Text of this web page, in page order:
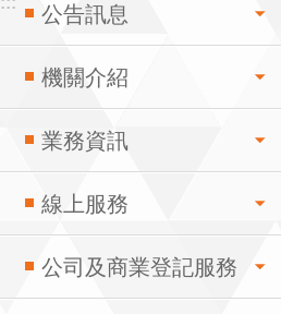
公告訊息
機關介紹
業務資訊
線上服務
公司及商業登記服務